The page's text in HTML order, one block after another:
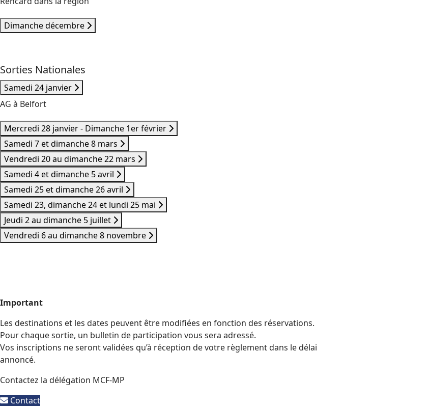
Dimanche décembre
Sorties Nationales
Samedi 24 janvier
AG à Belfort
Mercredi 28 janvier - Dimanche 1er février
Samedi 7 et dimanche 8 mars
Vendredi 20 au dimanche 22 mars
Samedi 4 et dimanche 5 avril
Samedi 25 et dimanche 26 avril
Samedi 23, dimanche 24 et lundi 25 mai
Jeudi 2 au dimanche 5 juillet
Vendredi 6 au dimanche 8 novembre
Important
Les destinations et les dates peuvent être modifiées en fonction des réservations.
Pour chaque sortie, un bulletin de participation vous sera adressé.
Vos inscriptions ne seront validées qu’à réception de votre règlement dans le délai
annoncé.
Contactez la délégation MCF-MP
Contact